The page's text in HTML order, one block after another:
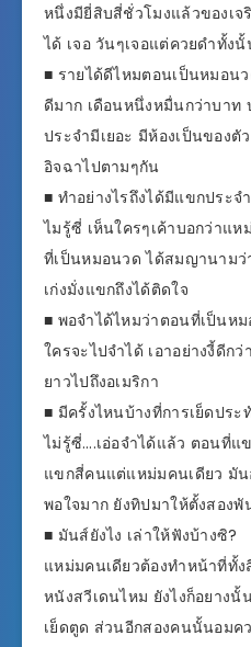
หนึ่งมียี่สิบสี่ชั่วโมงแล้วของเ
ได้ เจอ วันๆเจอแต่ควยดำทั้ง
■ รายได้ดีไหมตอนเป็นหมอน
ดีมาก เดือนหนึ่งหมื่นกว่าบาท
ประจำมีเยอะ มีห้องเป็นของตั
อิจฉาไปตามๆกัน
■ ทำอย่างไรถึงได้มีแขกประจ
ไมรู้ซี่ เห็นใครๆเค้าบอกว่าแห
ที่เป็นหมอนวด ได้สมญานามว่
เก่งมั่งแขกถึงได้ติดใจ
■ พอจำได้ไหมว่าตอนที่เป็นห
ใครจะไปจำได้ เอาอย่างงี้ดีก
ยาวไปถึงอเมริกา
■ มีครั้งไหนบ้างที่การเย็ดปร
ไม่รู้ซี่….เอ่อจำได้แล้ว ตอนที่แ
แขกสี่คนแต่แหม่มคนเดียว มัน
พอใจมาก ยังทิปมาให้ตั้งสองพั
■ มันส์ยังไง เล่าให้ฟังบ้างซิ?
แหม่มคนเดียวต้องทําหน้าที่ทั้ง
หนังสวีเดนไหม ยังไงก็อยาง
เย็ดตูด ส่วนอีกสองคนนั้นอมค